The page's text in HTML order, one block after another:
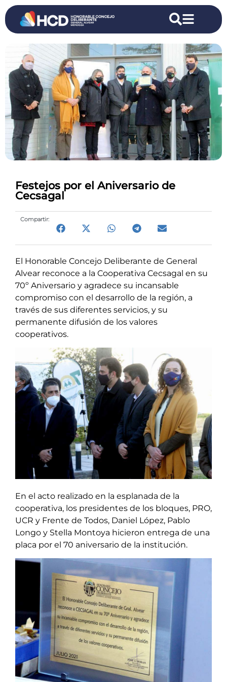
Festejos por el Aniversario de
Cecsagal
Compartir:
El Honorable Concejo Deliberante de General
Alvear reconoce a la Cooperativa Cecsagal en su
70º Aniversario y agradece su incansable
compromiso con el desarrollo de la región, a
través de sus diferentes servicios, y su
permanente difusión de los valores
cooperativos.
En el acto realizado en la esplanada de la
cooperativa, los presidentes de los bloques, PRO,
UCR y Frente de Todos, Daniel López, Pablo
Longo y Stella Montoya hicieron entrega de una
placa por el 70 aniversario de la institución.